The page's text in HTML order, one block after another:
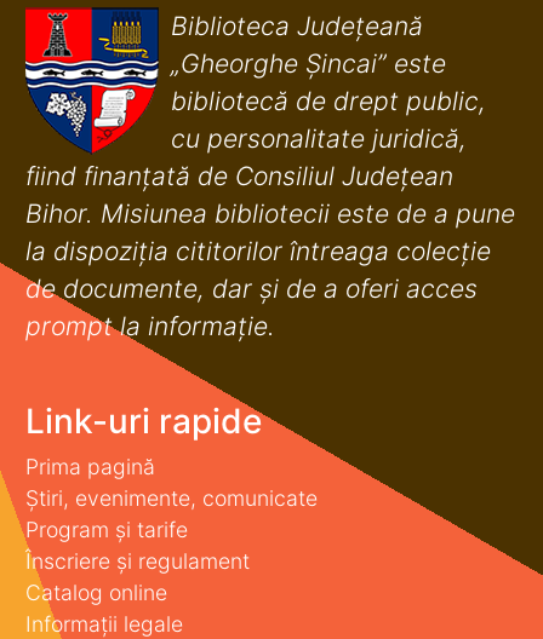
Biblioteca Județeană
„Gheorghe Șincai” este
bibliotecă de drept public,
cu personalitate juridică,
fiind finanţată de Consiliul Judeţean
Bihor. Misiunea bibliotecii este de a pune
la dispoziţia cititorilor întreaga colecţie
de documente, dar şi de a oferi acces
prompt la informaţie.
Link-uri rapide
Prima pagină
Știri, evenimente, comunicate
Program și tarife
Înscriere și regulament
Catalog online
Informații legale